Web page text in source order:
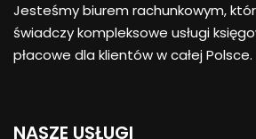
Jesteśmy biurem rachunkowym,
świadczy kompleksowe usługi
płacowe dla klientów w całej Polsce.
NASZE USŁUGI